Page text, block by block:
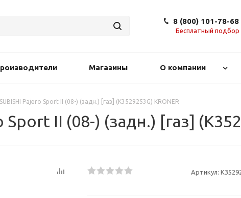
8 (800) 101-78-68
Бесплатный подбор
Магазины О компании
Pajero Sport II (08-) (задн.) [газ] (K3529253G) KRONER
II (08-) (задн.) [газ]
Артикул: